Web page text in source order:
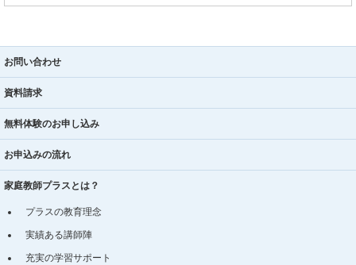
お問い合わせ
資料請求
無料体験のお申し込み
お申込みの流れ
家庭教師プラスとは？
プラスの教育理念
実績ある講師陣
充実の学習サポート